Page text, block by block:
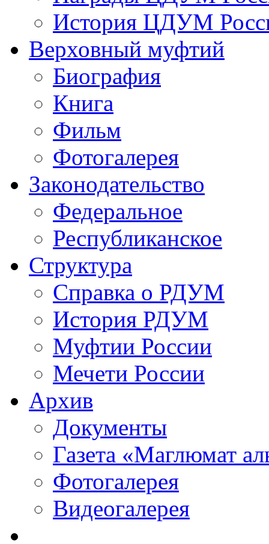
История ЦДУМ
Верховный муфтий
Биография
Книга
Фильм
Фотогалерея
Законодательство
Федеральное
Республиканское
Структура
Справка о РДУМ
История РДУМ
Муфтии России
Мечети России
Архив
Документы
Газета «Маглюмат
Фотогалерея
Видеогалерея